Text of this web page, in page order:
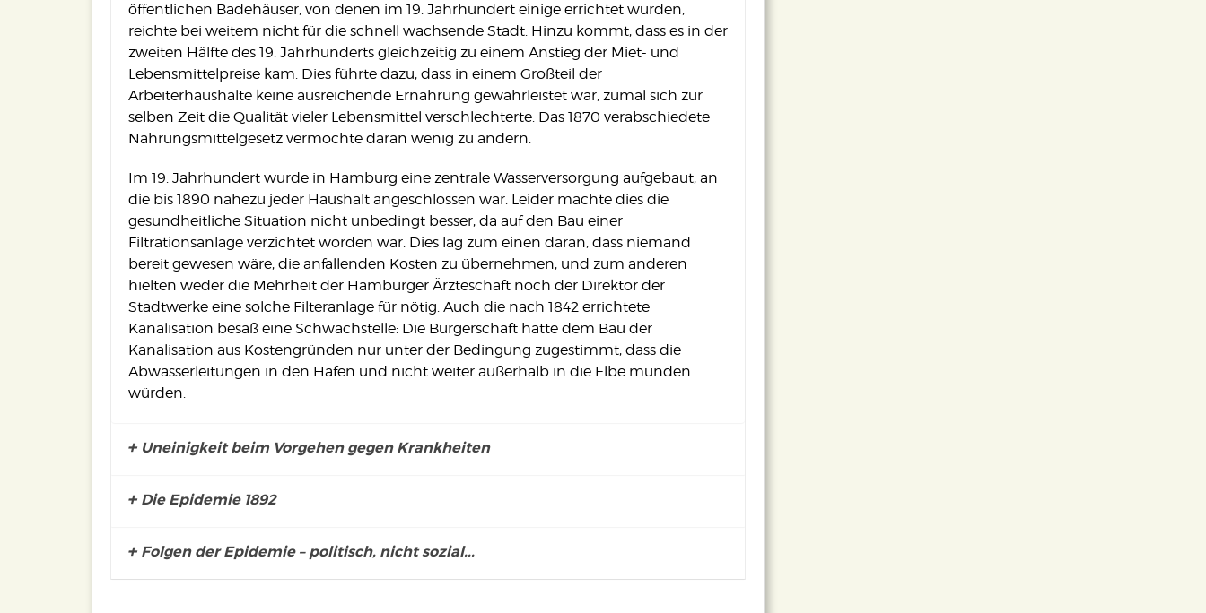
öffentlichen Badehäuser, von denen im 19. Jahrhundert einige errichtet wurden,
reichte bei weitem nicht für die schnell wachsende Stadt. Hinzu kommt, dass es in der
zweiten Hälfte des 19. Jahrhunderts gleichzeitig zu einem Anstieg der Miet- und
Lebensmittelpreise kam. Dies führte dazu, dass in einem Großteil der
Arbeiterhaushalte keine ausreichende Ernährung gewährleistet war, zumal sich zur
selben Zeit die Qualität vieler Lebensmittel verschlechterte. Das 1870 verabschiedete
Nahrungsmittelgesetz vermochte daran wenig zu ändern.
Im 19. Jahrhundert wurde in Hamburg eine zentrale Wasserversorgung aufgebaut, an
die bis 1890 nahezu jeder Haushalt angeschlossen war. Leider machte dies die
gesundheitliche Situation nicht unbedingt besser, da auf den Bau einer
Filtrationsanlage verzichtet worden war. Dies lag zum einen daran, dass niemand
bereit gewesen wäre, die anfallenden Kosten zu übernehmen, und zum anderen
hielten weder die Mehrheit der Hamburger Ärzteschaft noch der Direktor der
Stadtwerke eine solche Filteranlage für nötig. Auch die nach 1842 errichtete
Kanalisation besaß eine Schwachstelle: Die Bürgerschaft hatte dem Bau der
Kanalisation aus Kostengründen nur unter der Bedingung zugestimmt, dass die
Abwasserleitungen in den Hafen und nicht weiter außerhalb in die Elbe münden
würden.
Uneinigkeit beim Vorgehen gegen Krankheiten
Die Epidemie 1892
Erreger der Epidemie von
Folgen der Epidemie – politisch, nicht sozial...